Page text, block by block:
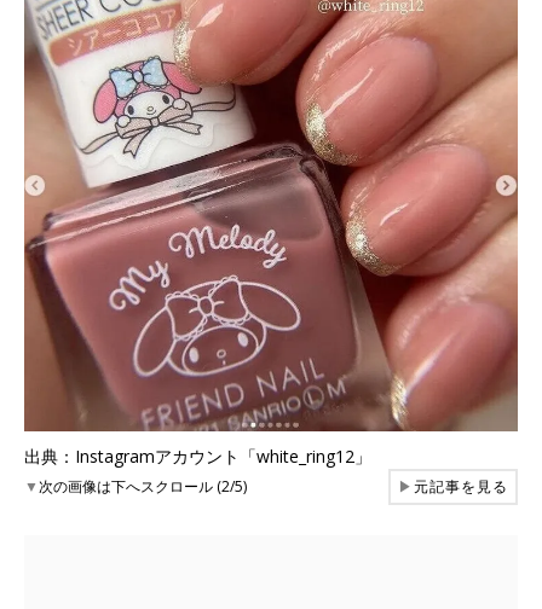
出典：Instagramアカウント「white_ring12」
▼次の画像は下へスクロール (2/5) ▶元記事を見る